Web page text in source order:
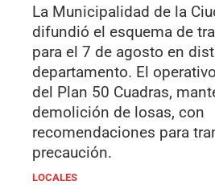
La Municipalidad de la
difundió el esquema de
para el 7 de agosto en
departamento. El
del Plan 50 Cuadras,
demolición de losas, con
recomendaciones para
precaución.
LOCALES